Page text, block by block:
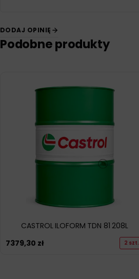
DODAJ OPINIĘ
Podobne produkty
CASTROL ILOFORM TDN 81 208L
7379,30 zł 2 szt.